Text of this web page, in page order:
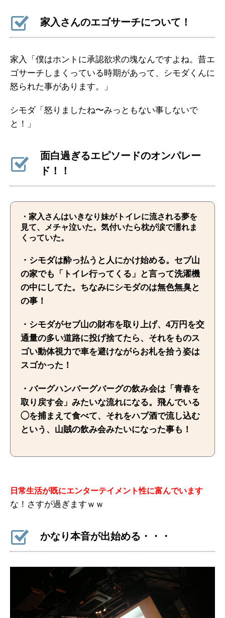
家入さんのエゴサーチについて！
家入「僕はホントに承認欲求の塊なんですよね。昔エ
ゴサーチしまくっている時期があって、シモダくんに
怒られた事があります。」
シモダ「怒りましたね〜みっともない事しないで
と！」
面白過ぎるエピソードのオンパレー
ド！！
・家入さんはいきなり妹がトイレに流される夢を
見て、メチャ泣いた。気付いたら枕が涙で濡れま
くっていた。
・シモダは酔っ払うと人にかけ始める。セブ山
の家でも「トイレ行ってくる」と言って洗濯機
の中にしてた。ちなみにシモダのは無色無臭と
の事！
・シモダがセブ山の財布を取り上げ、4万円を交
通量の多い道路に投げ捨てたら、それをものス
ゴい動体視力で車を避けながらお札を拾う姿は
スゴかった！
・バーグハンバーグバーグの飲み会は「青春を
取り戻す会」みたいな流れになる。飛んでいる
◯を捕まえて食べて、それをハブ酒で流し込む
という、山賊の飲み会みたいになった事も！
日常生活が既にエンターテイメント性に富んでいます
な！さすが過ぎますｗｗ
かなり本音が出始める・・・